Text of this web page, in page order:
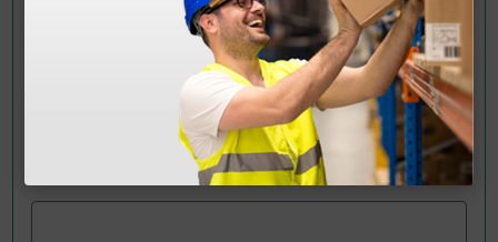
Pregúntale a un colega
¿Todavía tienes alguna duda? ¿Necesitas más
Envía ahora mismo tu pregunta a los colegas que ya
han adquirido este producto.